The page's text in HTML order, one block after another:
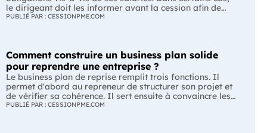
le dirigeant doit les informer avant la cession afin de
leur permettre, s'ils le souhaitent, de présenter une offre
L'essentiel Les entreprises de moins de 250 salariés sont
soumises, dans certains cas, à une obligation
d'information préalable des salariés. Cette obligation
concerne la vente d'un fonds de commerce ou la cession
de la majorité des titres d'une société. Le délai
d'information varie selon la taille de l'entreprise. Les
PUBLIÉ PAR : CESSIONPME.COM
Comment construire un business plan solide
pour reprendre une entreprise ?
Le business plan de reprise remplit trois fonctions. Il
permet d'abord au repreneur de structurer son projet et
de vérifier sa cohérence. Il sert ensuite à convaincre les
banques et les partenaires financiers de l'accompagner.
PUBLIÉ PAR : CESSIONPME.COM